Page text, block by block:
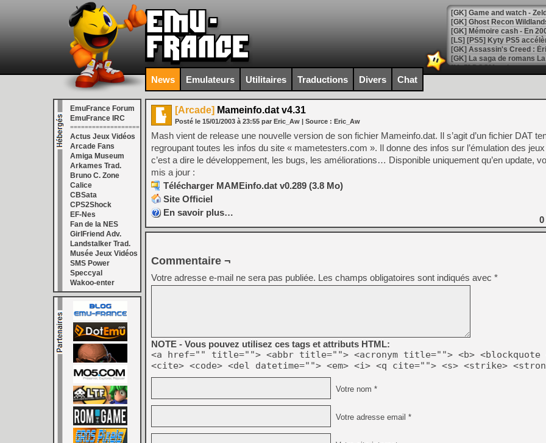
[Mo5] DOOM arrive en
[GK] Bethesda fête les 30
[GK] Roblox : l'action en
[GK] Agenda - GeForce
[GK] Devolver Digital en a
[LS] [PS5] ps5-y2jb-
[GK] Pourquoi Marvel
[GK] Test : Restory : Chill
[GK] GTA 6 : Rockstar
[GK] Hot Wheels Infinite
[GK] Mémoire cash -
[GK] Résultats Nintendo :
[GK] Déjà des
[Mo5] Brickboy cherche à
[GK] Minecraft et ses «
[GK] Beast of
[GK] Ubisoft : fin de partie
[GK] Mémoire cash -
[GK] Dan Houser (GTA)
[GK] Comment EA Sports
[GK] Crimson Moon : un
[GK] Isle of Reveries : le
[GK] Moonlighter 2 : The
[GK] Capcom relance
[Mo5] Deux inédits du
[GK] Le beat'em up The
[GK] Endless Legend 2 :
News Emulateurs Utilitaires Traductions Divers Chat
EmuFrance Forum
EmuFrance IRC
===================
Actus Jeux Vidéos
Arcade Fans
Amiga Museum
Arkames Trad.
Bruno C. Zone
Calice
CBSata
CPS2Shock
EF-Nes
Fan de la NES
GirlFriend Adv.
Landstalker Trad.
Musée Jeux Vidéos
SMS Power
Speccyal
Wakoo-enter
[Arcade] Mameinfo.dat v4.31
Posté le 15/01/2003 à 23:55 par Eric_Aw | Source : Eric_Aw
Mash vient de release une nouvelle version de son fichier Mameinfo.dat. Il s’agit d’un fichier DAT
regroupant toutes les infos du site « mametesters.com ». Il donne des infos sur l’émulation des
c’est a dire le développement, les bugs, les améliorations… Disponible uniquement qu’en update,
mis a jour :
Télécharger MAMEinfo.dat v0.289 (3.8 Mo)
Site Officiel
En savoir plus…
0
Commentaire ¬
Votre adresse e-mail ne sera pas publiée. Les champs obligatoires sont indiqués avec *
NOTE - Vous pouvez utilisez ces tags et attributs HTML:
<a href="" title=""> <abbr title=""> <acronym title=""> <b> <blockquote
<cite> <code> <del datetime=""> <em> <i> <q cite=""> <s> <strike>
Votre nom *
Votre adresse email *